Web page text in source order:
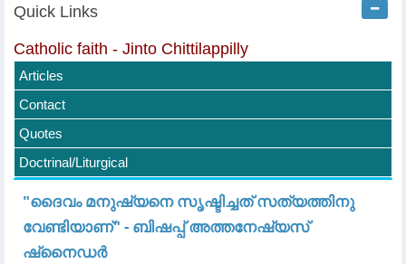
Quick Links
Catholic faith - Jinto Chittilappilly
Articles
Contact
Quotes
Doctrinal/Liturgical
"ദൈവം മനുഷ്യനെ സൃഷ്ടിച്ചത് സത്യത്തിനു
വേണ്ടിയാണ്" - ബിഷപ്പ് അത്തനേഷ്യസ്
ഷ്‌നൈഡർ